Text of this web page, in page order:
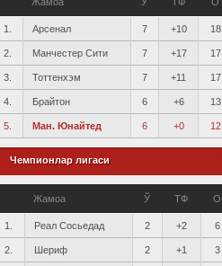
1. Арсенал 7 +10 18
2. Манчестер Сити 7 +17 17
3. Тоттенхэм 7 +11 17
4. Брайтон 6 +6 13
5. Ман. Юнайтед 6 +0 12
Чемпионлар лигаси
Жамоа Ў ТФ О
1. Реал Сосьедад 2 +2 6
2. Шериф 2 +1 3